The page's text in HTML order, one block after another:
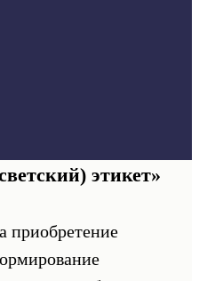
этикет»
приобретение